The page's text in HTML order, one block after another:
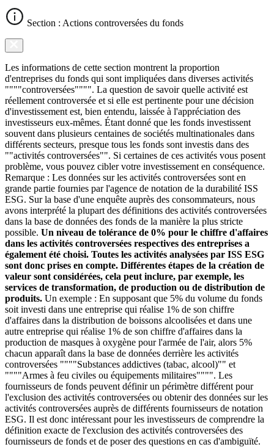
Section : Actions controversées du fonds
Les informations de cette section montrent la proportion
d'entreprises du fonds qui sont impliquées dans diverses activités
""""controversées"""". La question de savoir quelle activité est
réellement controversée et si elle est pertinente pour une décision
d'investissement est, bien entendu, laissée à l'appréciation des
investisseurs eux-mêmes. Étant donné que les fonds investissent
souvent dans plusieurs centaines de sociétés multinationales dans
différents secteurs, presque tous les fonds sont investis dans des
""activités controversées"". Si certaines de ces activités vous posent
problème, vous pouvez cibler votre investissement en conséquence.
Remarque : Les données sur les activités controversées sont en
grande partie fournies par l'agence de notation de la durabilité ISS
ESG. Sur la base d'une enquête auprès des consommateurs, nous
avons interprété la plupart des définitions des activités controversées
dans la base de données des fonds de la manière la plus stricte
possible. Un niveau de tolérance de 0% pour le chiffre d'affaires
dans les activités controversées respectives des entreprises a
également été choisi. Toutes les activités analysées par ISS ESG
sont donc prises en compte. Différentes étapes de la création de
valeur sont considérées, cela peut inclure, par exemple, les
services de transformation, de production ou de distribution de
produits. Un exemple : En supposant que 5% du volume du fonds
soit investi dans une entreprise qui réalise 1% de son chiffre
d'affaires dans la distribution de boissons alcoolisées et dans une
autre entreprise qui réalise 1% de son chiffre d'affaires dans la
production de masques à oxygène pour l'armée de l'air, alors 5%
chacun apparaît dans la base de données derrière les activités
controversées """"Substances addictives (tabac, alcool)"" et
""""Armes à feu civiles ou équipements militaires"""". Les
fournisseurs de fonds peuvent définir un périmètre différent pour
l'exclusion des activités controversées ou obtenir des données sur les
activités controversées auprès de différents fournisseurs de notation
ESG. Il est donc intéressant pour les investisseurs de comprendre la
définition exacte de l'exclusion des activités controversées des
fournisseurs de fonds et de poser des questions en cas d'ambiguïté.